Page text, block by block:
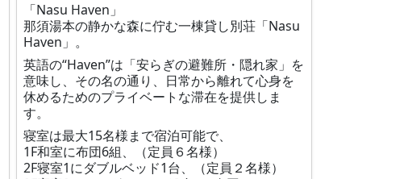
「Nasu Haven」
那須湯本の静かな森に佇む一棟貸し別荘「Nasu
Haven」。
英語の“Haven”は「安らぎの避難所・隠れ家」を
意味し、その名の通り、日常から離れて心身を
休めるためのプライベートな滞在を提供しま
す。
寝室は最大15名様まで宿泊可能で、
1F和室に布団6組、（定員６名様）
2F寝室1にダブルベッド1台、（定員２名様）